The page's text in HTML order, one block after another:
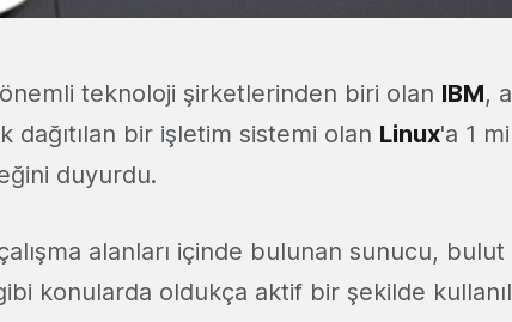
teknoloji şirketlerinden biri olan IBM,
dağıtılan bir işletim sistemi olan Linux'a 1
duyurdu.
alanları içinde bulunan sunucu,
konularda oldukça aktif bir şekilde